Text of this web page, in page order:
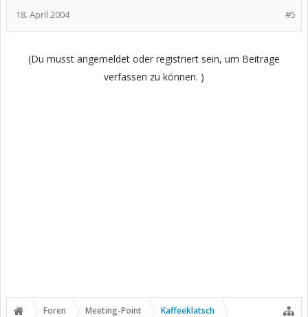
#5
18. April 2004
(Du musst angemeldet oder registriert sein, um Beiträge
verfassen zu können. )
Foren Meeting-Point Kaffeeklatsch